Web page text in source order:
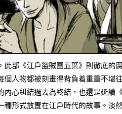
部《江戶盜賊團五葉》則徹底的
人物都被刻畫得背負着重重不堪往
心糾結過去為終結，也還是延續
形式放置在江戶時代的故事。淡